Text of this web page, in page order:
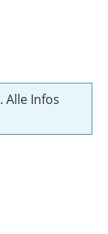
Alle Infos